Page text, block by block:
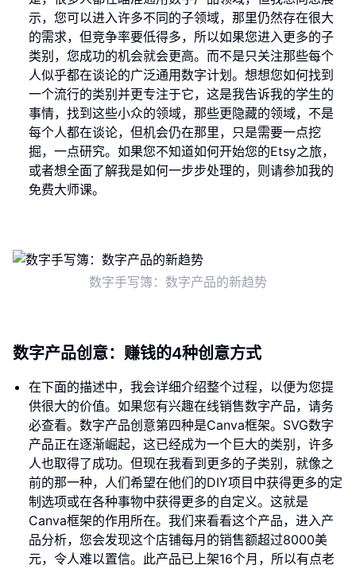
示，您可以进入许多不同的子领域，那里仍然存在很大
的需求，但竞争率要低得多，所以如果您进入更多的子
类别，您成功的机会就会更高。而不是只关注那些每个
人似乎都在谈论的广泛通用数字计划。想想您如何找到
一个流行的类别并更专注于它，这是我告诉我的学生的
事情，找到这些小众的领域，那些更隐藏的领域，不是
每个人都在谈论，但机会仍在那里，只是需要一点挖
掘，一点研究。如果您不知道如何开始您的Etsy之旅，
或者想全面了解我是如何一步步处理的，则请参加我的
免费大师课。
数字手写簿：数字产品的新趋势
数字产品创意：赚钱的4种创意方式
在下面的描述中，我会详细介绍整个过程，以便为您提
供很大的价值。如果您有兴趣在线销售数字产品，请务
必查看。数字产品创意第四种是Canva框架。SVG数字
产品正在逐渐崛起，这已经成为一个巨大的类别，许多
人也取得了成功。但现在我看到更多的子类别，就像之
前的那一种，人们希望在他们的DIY项目中获得更多的定
制选项或在各种事物中获得更多的自定义。这就是
Canva框架的作用所在。我们来看看这个产品，进入产
品分析，您会发现这个店铺每月的销售额超过8000美
元，令人难以置信。此产品已上架16个月，所以有点老